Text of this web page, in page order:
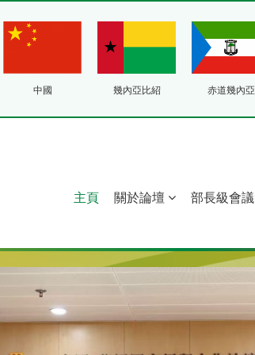
中國 幾內亞比紹 赤道幾內亞
主頁 關於論壇 部長級會議